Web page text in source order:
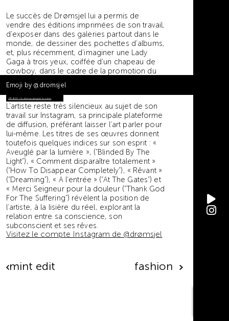
Le succès de Drømsjel lui a permis de
vendre des éditions imprimées de son travail,
d’exposer dans des galeries partout dans le
monde, de dessiner des pochettes d’albums,
et, plus récemment, d’imaginer une Lady
Gaga à trois yeux, coiffée d’un chapeau de
cowboy, dans le cadre de la promotion du
film Netflix Gaga : Five Foot Two.
Emoji by @dromsjel
LIRE AUSSI : Cet artiste qui peignait les scènes
L’artiste reste très silencieux au sujet de son
travail sur Instagram, sa principale plateforme
de diffusion, préférant laisser l’art parler pour
lui-même. Les titres de ses œuvres donnent
toutefois quelques indices sur son esprit : «
Aveuglé par la lumière », (“Blinded By The
Light”), « Comment disparaître totalement »
(“How To Disappear Completely”), « Rêvant »
(“Dreaming”), « A l’entrée » (“At The Gates”) et
« Merci Seigneur pour la douleur (“Thank God
For The Suffering”) révèlent la position de
l’artiste, à la lisière du réel, explorant la
relation entre sa conscience, son
subconscient et ses rêves.
Visitez le compte Instagram de @drømsjel
mint edit fashion